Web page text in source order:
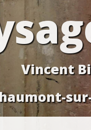
Vincent